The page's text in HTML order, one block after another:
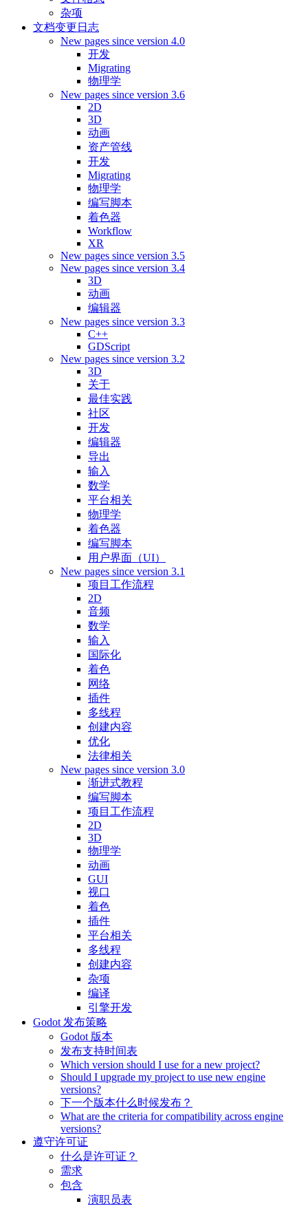
杂项
文档变更日志
New pages since version 4.0
开发
Migrating
物理学
New pages since version 3.6
2D
3D
动画
资产管线
开发
Migrating
物理学
编写脚本
着色器
Workflow
XR
New pages since version 3.5
New pages since version 3.4
3D
动画
编辑器
New pages since version 3.3
C++
GDScript
New pages since version 3.2
3D
关于
最佳实践
社区
开发
编辑器
导出
输入
数学
平台相关
物理学
着色器
编写脚本
用户界面（UI）
New pages since version 3.1
项目工作流程
2D
音频
数学
输入
国际化
着色
网络
插件
多线程
创建内容
优化
法律相关
New pages since version 3.0
渐进式教程
编写脚本
项目工作流程
2D
3D
物理学
动画
GUI
视口
着色
插件
平台相关
多线程
创建内容
杂项
编译
引擎开发
Godot 发布策略
Godot 版本
发布支持时间表
Which version should I use for a new project?
Should I upgrade my project to use new engine
versions?
下一个版本什么时候发布？
What are the criteria for compatibility across engine
versions?
遵守许可证
什么是许可证？
需求
包含
演职员表